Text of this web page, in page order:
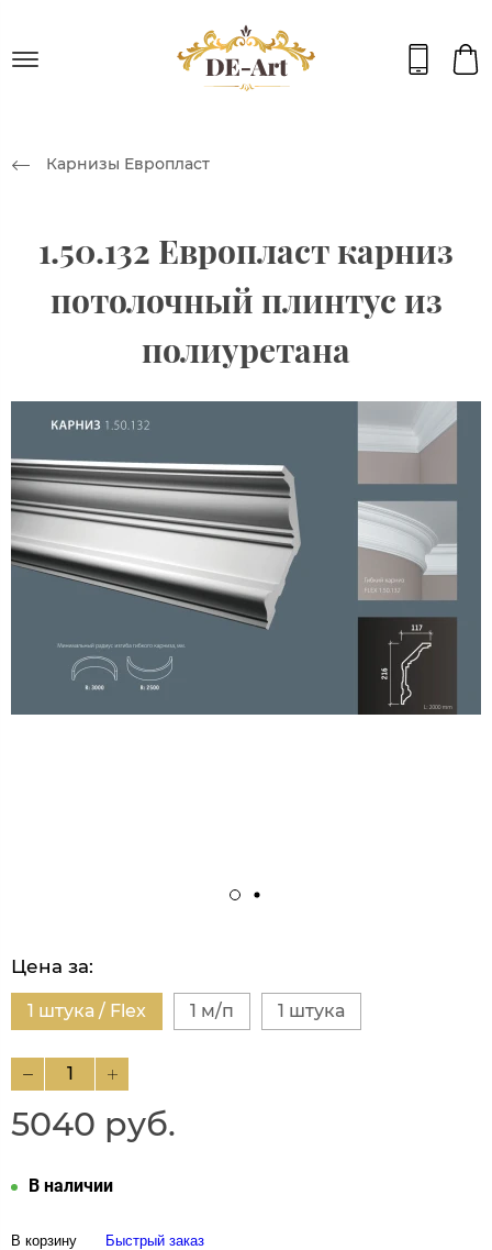
Карнизы Европласт
1.50.132 Европласт карниз
потолочный плинтус из
полиуретана
Цена за:
1 штука / Flex 1 м/п 1 штука
5040 руб.
В наличии
В корзину Быстрый заказ